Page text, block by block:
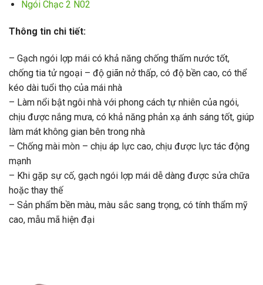
Ngói Chạc 2 N02
Thông tin chi tiết:
– Gạch ngói lợp mái có khả năng chống thấm nước tốt,
chống tia tử ngoại – độ giãn nở thấp, có độ bền cao, có thể
kéo dài tuổi thọ của mái nhà
– Làm nổi bật ngôi nhà với phong cách tự nhiên của ngói,
chịu được nắng mưa, có khả năng phản xạ ánh sáng tốt, giúp
làm mát không gian bên trong nhà
– Chống mài mòn – chịu áp lực cao, chịu được lực tác động
mạnh
– Khi gặp sự cố, gạch ngói lợp mái dễ dàng được sửa chữa
hoặc thay thế
– Sản phẩm bền màu, màu sắc sang trọng, có tính thẩm mỹ
cao, mẫu mã hiện đại